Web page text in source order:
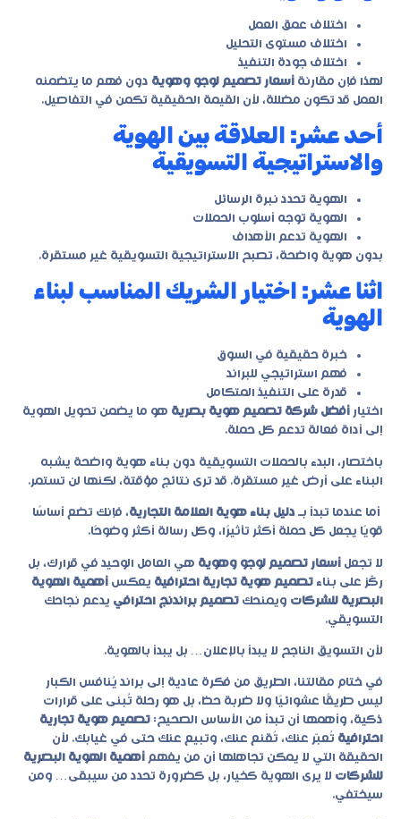
اختلاف عمق العمل
اختلاف مستوى التحليل
اختلاف جودة التنفيذ
لهذا فإن مقارنة أسعار تصميم لوجو وهوية دون فهم ما يتضمنه
العمل قد تكون مضللة، لأن القيمة الحقيقية تكمن في التفاصيل.
أحد عشر: العلاقة بين الهوية
والاستراتيجية التسويقية
الهوية تحدد نبرة الرسائل
الهوية توجه أسلوب الحملات
الهوية تدعم الأهداف
بدون هوية واضحة، تصبح الاستراتيجية التسويقية غير مستقرة.
اثنا عشر: اختيار الشريك المناسب لبناء
الهوية
خبرة حقيقية في السوق
فهم استراتيجي للبراند
قدرة على التنفيذ المتكامل
اختيار أفضل شركة تصميم هوية بصرية هو ما يضمن تحويل الهوية
إلى أداة فعالة تدعم كل حملة.
باختصار، البدء بالحملات التسويقية دون بناء هوية واضحة يشبه
البناء على أرض غير مستقرة. قد ترى نتائج مؤقتة، لكنها لن تستمر.
أما عندما تبدأ بـ دليل بناء هوية العلامة التجارية، فإنك تضع أساسًا
قويًا يجعل كل حملة أكثر تأثيرًا، وكل رسالة أكثر وضوحًا.
لا تجعل أسعار تصميم لوجو وهوية هي العامل الوحيد في قرارك، بل
ركّز على بناء تصميم هوية تجارية احترافية يعكس أهمية الهوية
البصرية للشركات ويمنحك تصميم براندنج احترافي يدعم نجاحك
التسويقي.
لأن التسويق الناجح لا يبدأ بالإعلان… بل يبدأ بالهوية.
في ختام مقالتنا، الطريق من فكرة عادية إلى براند يُنافس الكبار
ليس طريقًا عشوائيًا ولا ضربة حظ، بل هو رحلة تُبنى على قرارات
ذكية، وأهمها أن تبدأ من الأساس الصحيح: تصميم هوية تجارية
احترافية تُعبّر عنك، تُقنع عنك، وتبيع عنك حتى في غيابك. لأن
الحقيقة التي لا يمكن تجاهلها أن من يفهم أهمية الهوية البصرية
للشركات لا يرى الهوية كخيار، بل كضرورة تحدد من سيبقى… ومن
سيختفي.